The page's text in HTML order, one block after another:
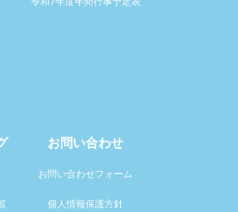
お問い合わせ
お問い合わせフォーム
個人情報保護方針